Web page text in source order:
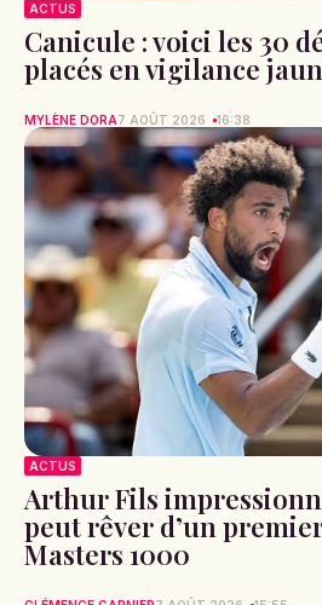
ACTUS
Canicule : voici les 30
placés en vigilance
MYLÈNE DORA7 AOÛT 2026 16:38
ACTUS
Arthur Fils
peut rêver d’un
Masters 1000